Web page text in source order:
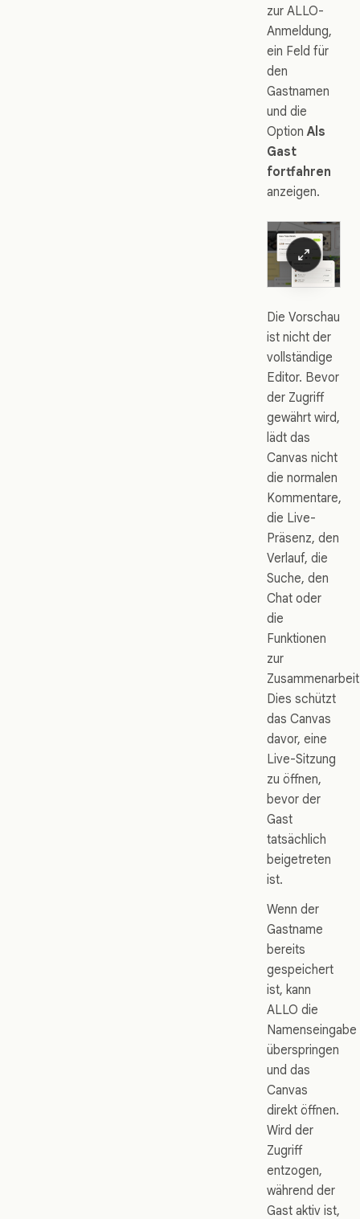
zur ALLO-
Anmeldung,
ein Feld für
den
Gastnamen
und die
Option Als
Gast
fortfahren
anzeigen.
Die Vorschau
ist nicht der
vollständige
Editor. Bevor
der Zugriff
gewährt wird,
lädt das
Canvas nicht
die normalen
Kommentare,
die Live-
Präsenz, den
Verlauf, die
Suche, den
Chat oder
die
Funktionen
zur
Dies schützt
das Canvas
davor, eine
Live-Sitzung
zu öffnen,
bevor der
Gast
tatsächlich
beigetreten
ist.
Wenn der
Gastname
bereits
gespeichert
ist, kann
ALLO die
Namenseingabe
überspringen
und das
Canvas
direkt öffnen.
Wird der
Zugriff
entzogen,
während der
Gast aktiv ist,